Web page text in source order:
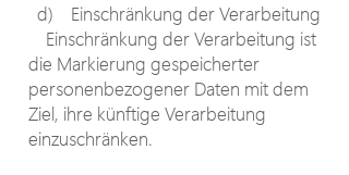
d) Einschränkung der Verarbeitung
Einschränkung der Verarbeitung ist
die Markierung gespeicherter
personenbezogener Daten mit dem
Ziel, ihre künftige Verarbeitung
einzuschränken.